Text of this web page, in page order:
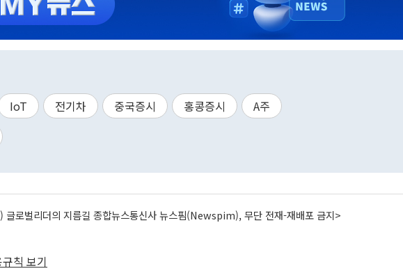
IoT 전기차 중국증시 홍콩증시
A주
글로벌리더의 지름길 종합뉴스통신사 뉴스핌(Newspim), 무단 전재-재배포 금지>
칙 보기